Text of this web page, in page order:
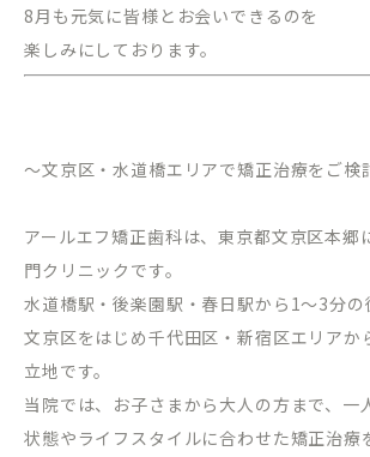
8月も元気に皆様とお会いできるのを
楽しみにしております。
～文京区・水道橋エリアで矯正治療をご検
アールエフ矯正歯科は、東京都文京区本郷
門クリニックです。
水道橋駅・後楽園駅・春日駅から 1～3分の
文京区をはじめ千代田区・新宿区エリアか
立地です。
当院では、お子さまから大人の方まで、一
状態やライフスタイルに合わせた矯正治療